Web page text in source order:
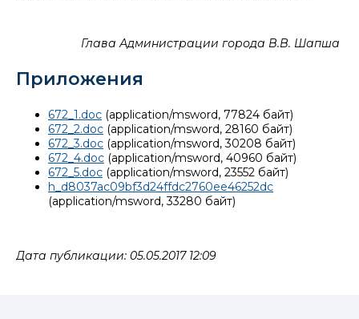
Глава Администрации города В.В. Шапша
Приложения
672_1.doc (application/msword, 77824 байт)
672_2.doc (application/msword, 28160 байт)
672_3.doc (application/msword, 30208 байт)
672_4.doc (application/msword, 40960 байт)
672_5.doc (application/msword, 23552 байт)
h_d8037ac09bf3d24ffdc2760ee46252dc
(application/msword, 33280 байт)
Дата публикации: 05.05.2017 12:09